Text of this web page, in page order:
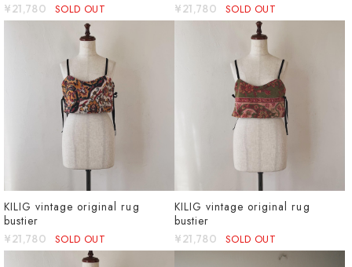
¥21,780 SOLD OUT ¥21,780 SOLD OUT
KILIG vintage original rug
bustier
¥21,780 SOLD OUT
KILIG vintage original rug
bustier
¥21,780 SOLD OUT